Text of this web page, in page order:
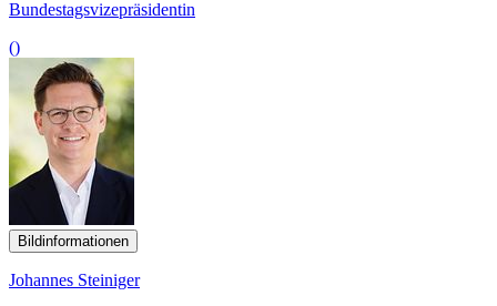
Bundestagsvizepräsidentin
()
Bildinformationen
Johannes Steiniger